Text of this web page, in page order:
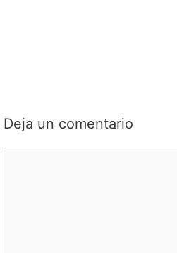
Deja un comentario